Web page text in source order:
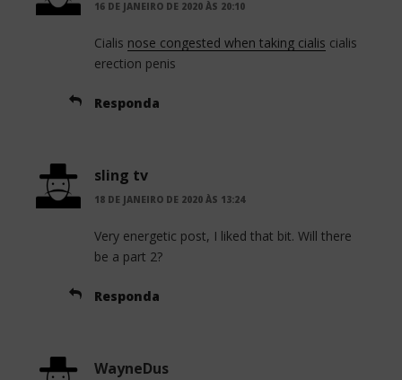
16 DE JANEIRO DE 2020 ÀS 20:10
Cialis nose congested when taking cialis cialis
erection penis
Responda
sling tv
18 DE JANEIRO DE 2020 ÀS 13:24
Very energetic post, I liked that bit. Will there
be a part 2?
Responda
WayneDus